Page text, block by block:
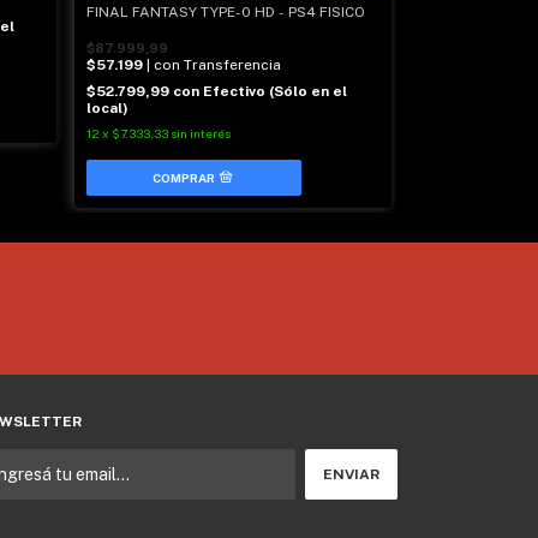
FINAL FANTASY TYPE-0 HD - PS4 FISICO
$87.999,99
$57.199
| con Transferencia
$52.799,99 con Efectivo (Sólo en el
local)
12 x $7.333,33 sin interés